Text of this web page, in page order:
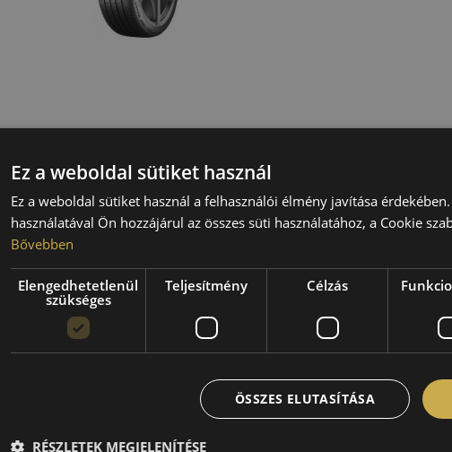
W=270 km/h
96=710kg
C
B,72 dB
Ez a weboldal sütiket használ
Ez a weboldal sütiket használ a felhasználói élmény javítása
használatával Ön hozzájárul az összes süti használatához, a Cookie
Bővebben
Elengedhetetlenül
szükséges
Teljesítmény Célzás
ÖSSZES ELUTASÍTÁSA
RÉSZLETEK MEGJELENÍTÉSE